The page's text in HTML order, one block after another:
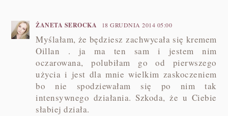
ŻANETA SEROCKA 18 GRUDNIA 2014 05:00
Myślałam, że będziesz zachwycała się kremem
Oillan . ja ma ten sam i jestem nim
oczarowana, polubiłam go od pierwszego
użycia i jest dla mnie wielkim zaskoczeniem
bo nie spodziewałam się po nim tak
intensywnego działania. Szkoda, że u Ciebie
słabiej działa.